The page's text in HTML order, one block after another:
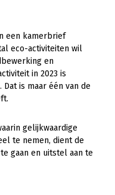
een kamerbrief
eco-activiteiten wil
en
in 2023 is
is maar één van de
gelijkwaardige
te nemen, dient de
gaan en uitstel aan te